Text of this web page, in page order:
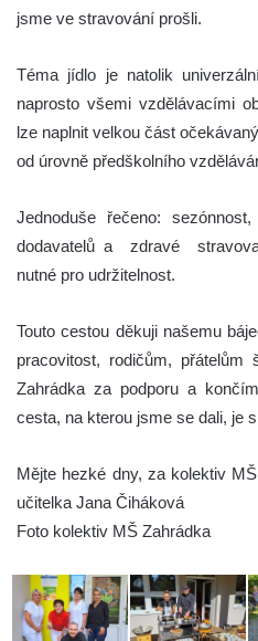
jsme ve stravování prošli.
Téma jídlo je natolik
naprosto všemi vzdělávacími
lze naplnit velkou část
od úrovně předškolního
Jednoduše řečeno:
dodavatelů a zdravé
nutné pro udržitelnost.
Touto cestou děkuji našemu
pracovitost, rodičům,
Zahrádka za podporu a
cesta, na kterou jsme se dali, je
Mějte hezké dny, za kolektiv
učitelka Jana Čiháková
Foto kolektiv MŠ Zahrádka